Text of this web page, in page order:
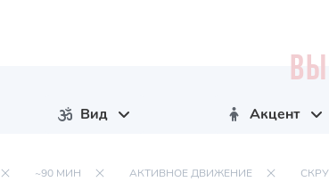
Вид Акцент
~90 МИН АКТИВНОЕ ДВИЖЕНИЕ